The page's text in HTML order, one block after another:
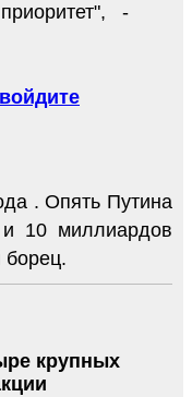
-
войдите
. Опять Путина
10 миллиардов
борец.
крупных